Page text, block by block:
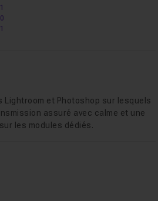
1
0
1
et Photoshop sur lesquels
assuré avec calme et une
les modules dédiés.